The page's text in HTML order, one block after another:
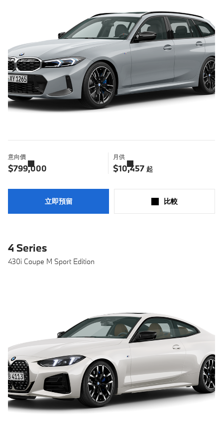
意向價
更
$799,000
月供
更
$10,457起
立即預留 比較​
4 Series
430i Coupe M Sport Edition